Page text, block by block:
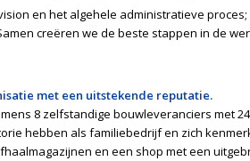
en het algehele administratieve
creëren we de beste stappen in de
met een uitstekende reputatie.
8 zelfstandige bouwleveranciers met
hebben als familiebedrijf en zich
en een shop met een